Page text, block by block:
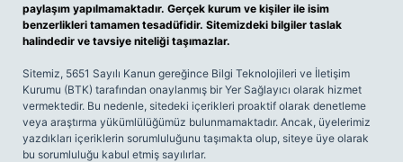
paylaşım yapılmamaktadır. Gerçek kurum ve kişiler ile isim
benzerlikleri tamamen tesadüfidir. Sitemizdeki bilgiler taslak
halindedir ve tavsiye niteliği taşımazlar.
Sitemiz, 5651 Sayılı Kanun gereğince Bilgi Teknolojileri ve İletişim
Kurumu (BTK) tarafından onaylanmış bir Yer Sağlayıcı olarak hizmet
vermektedir. Bu nedenle, sitedeki içerikleri proaktif olarak denetleme
veya araştırma yükümlülüğümüz bulunmamaktadır. Ancak, üyelerimiz
yazdıkları içeriklerin sorumluluğunu taşımakta olup, siteye üye olarak
bu sorumluluğu kabul etmiş sayılırlar.